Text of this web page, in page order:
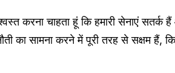
करना चाहता हूं कि हमारी सेनाएं सतर्क हैं
का सामना करने में पूरी तरह से सक्षम हैं,